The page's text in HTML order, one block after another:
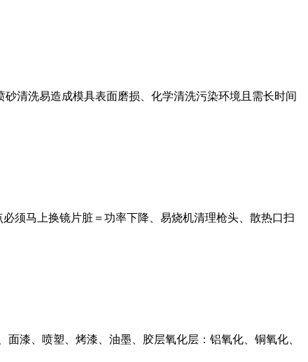
清洗易造成模具表面磨损、化学清洗污染环境且需长时间
须马上换镜片脏＝功率下降、易烧机清理枪头、散热口扫
漆、喷塑、烤漆、油墨、胶层氧化层：铝氧化、铜氧化、